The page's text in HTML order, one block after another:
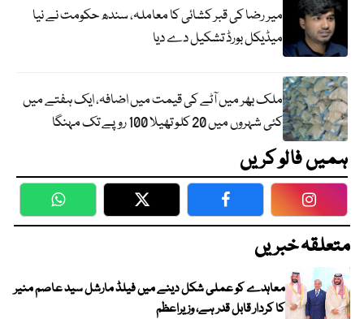
میر رضا کی قبر کشائی کا معاملہ، سندھ حکومت نے نیا
میڈیکل بورڈ تشکیل دے دیا
ملک بھر میں آٹے کی قیمت میں اضافہ، ایک ہفتے میں
کئی شہروں میں 20 کلو تھیلا 100 روپے تک مہنگا
ہمیں فالو کریں
WhatsApp Twitter Facebook
متعلقہ خبریں
معاہدے کو عملی شکل دینے میں فیلڈ مارشل سید عاصم منیر
کا کردار قابل قدر ہے، وزیراعظم